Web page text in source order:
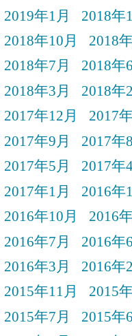
2019年1月
2018年
2018年10月
2018
2018年7月
2018年
2018年3月
2018年
2017年12月
2017
2017年9月
2017年
2017年5月
2017年
2017年1月
2016年
2016年10月
2016
2016年7月
2016年
2016年3月
2016年
2015年11月
2015
2015年7月
2015年